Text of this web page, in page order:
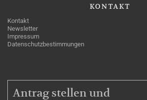
KONTAKT
Kontakt
Newsletter
Impressum
Datenschutzbestimmungen
MITGLIEDSCHAFT
Antrag stellen und